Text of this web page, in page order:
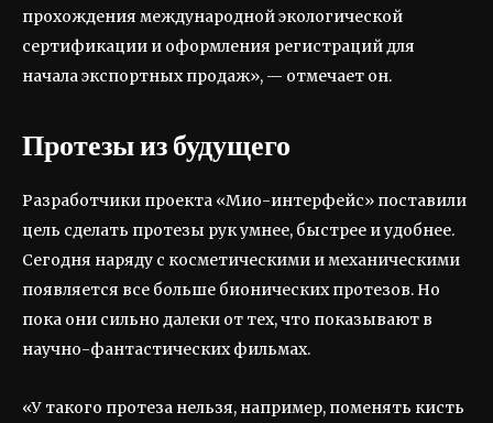
прохождения международной экологической
сертификации и оформления регистраций для
начала экспортных продаж», — отмечает он.
Протезы из будущего
Разработчики проекта «Мио-интерфейс» поставили
цель сделать протезы рук умнее, быстрее и удобнее.
Сегодня наряду с косметическими и механическими
появляется все больше бионических протезов. Но
пока они сильно далеки от тех, что показывают в
научно-фантастических фильмах.
«У такого протеза нельзя, например, поменять кисть